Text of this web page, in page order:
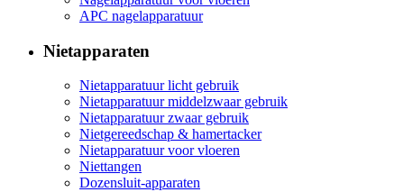
APC nagelapparatuur
Nietapparaten
Nietapparatuur licht gebruik
Nietapparatuur middelzwaar gebruik
Nietapparatuur zwaar gebruik
Nietgereedschap & hamertacker
Nietapparatuur voor vloeren
Niettangen
Dozensluit-apparaten